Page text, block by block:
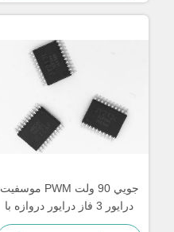
جويي 90 ولت PWM موسفيت
درايور 3 فاز درايور دروازه با
سه طرف بالا و پايين مستقل